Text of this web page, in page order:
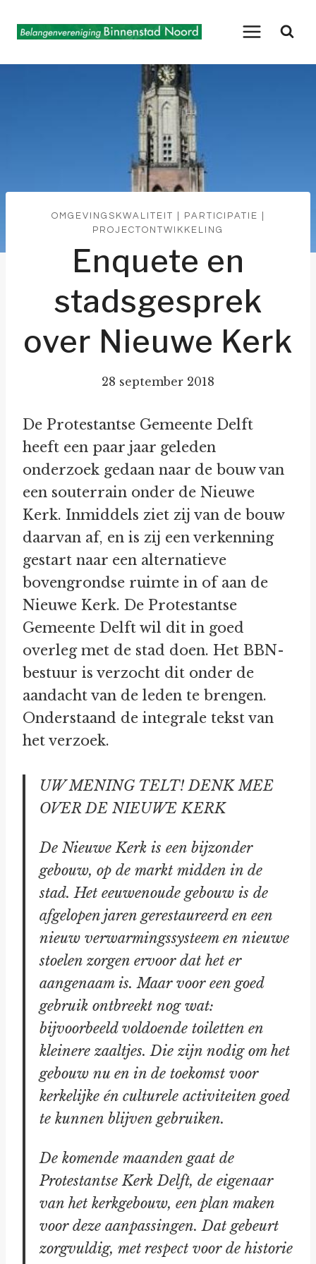
naar
OMGEVINGSKWALITEIT PARTICIPATIE
PROJECTONTWIKKELING
Enquete en
stadsgesprek
over Nieuwe Kerk
28 september 2018
De Protestantse Gemeente Delft
heeft een paar jaar geleden
onderzoek gedaan naar de bouw van
een souterrain onder de Nieuwe
Kerk. Inmiddels ziet zij van de bouw
daarvan af, en is zij een verkenning
gestart naar een alternatieve
bovengrondse ruimte in of aan de
Nieuwe Kerk. De Protestantse
Gemeente Delft wil dit in goed
overleg met de stad doen. Het BBN-
bestuur is verzocht dit onder de
aandacht van de leden te brengen.
Onderstaand de integrale tekst van
het verzoek.
UW MENING TELT! DENK MEE
OVER DE NIEUWE KERK
De Nieuwe Kerk is een bijzonder
gebouw, op de markt midden in de
stad. Het eeuwenoude gebouw is de
afgelopen jaren gerestaureerd en een
nieuw verwarmingssysteem en nieuwe
stoelen zorgen ervoor dat het er
aangenaam is. Maar voor een goed
gebruik ontbreekt nog wat:
bijvoorbeeld voldoende toiletten en
kleinere zaaltjes. Die zijn nodig om het
gebouw nu en in de toekomst voor
kerkelijke én culturele activiteiten goed
te kunnen blijven gebruiken.
De komende maanden gaat de
Protestantse Kerk Delft, de eigenaar
van het kerkgebouw, een plan maken
voor deze aanpassingen. Dat gebeurt
zorgvuldig, met respect voor de historie